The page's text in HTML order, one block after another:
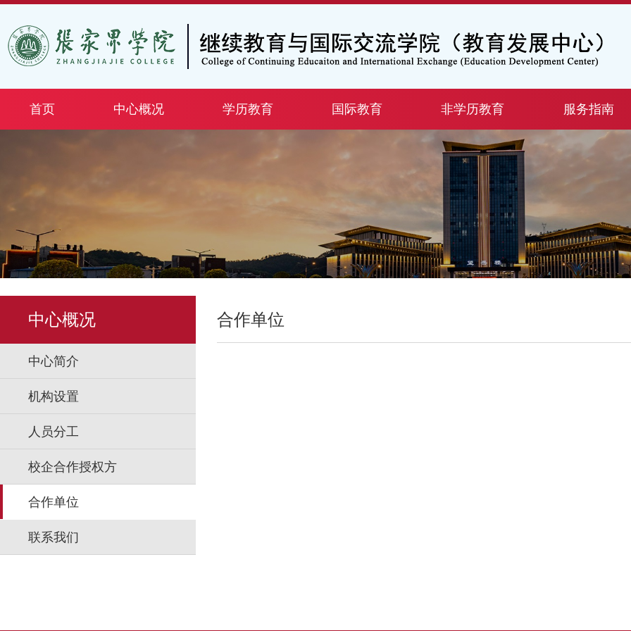
首页 中心概况 学历教育 国际教育 非学历教育 服务指南
中心概况
中心简介
机构设置
人员分工
校企合作授权方
合作单位
联系我们
合作单位